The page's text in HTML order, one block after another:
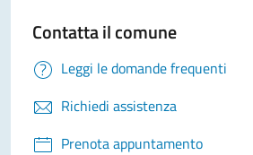
Contatta il comune
Leggi le domande frequenti
Richiedi assistenza
Prenota appuntamento